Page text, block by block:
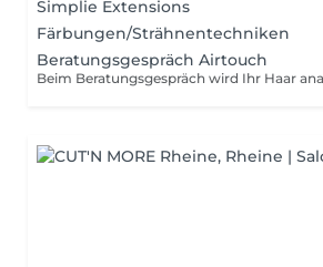
Simplie Extensions
Färbungen/Strähnentechniken
Beratungsgespräch Airtouch